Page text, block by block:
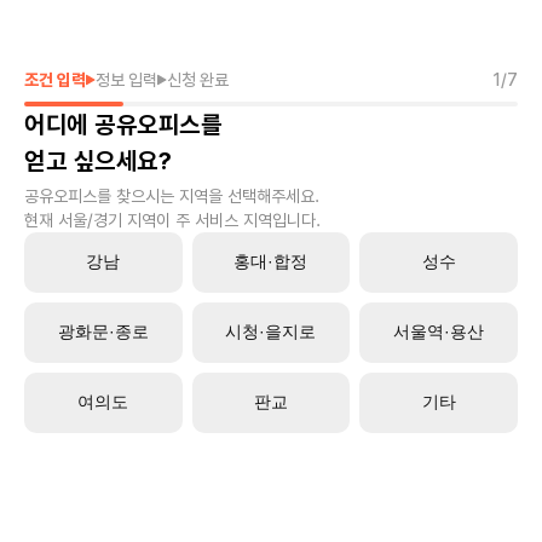
조건 입력 정보 입력 신청 완료 1 /7
어디에 공유오피스를
얻고 싶으세요?
공유오피스를 찾으시는 지역을 선택해주세요.
현재 서울/경기 지역이 주 서비스 지역입니다.
강남 홍대·합정 성수
광화문·종로 시청·을지로 서울역·용산
여의도 판교 기타